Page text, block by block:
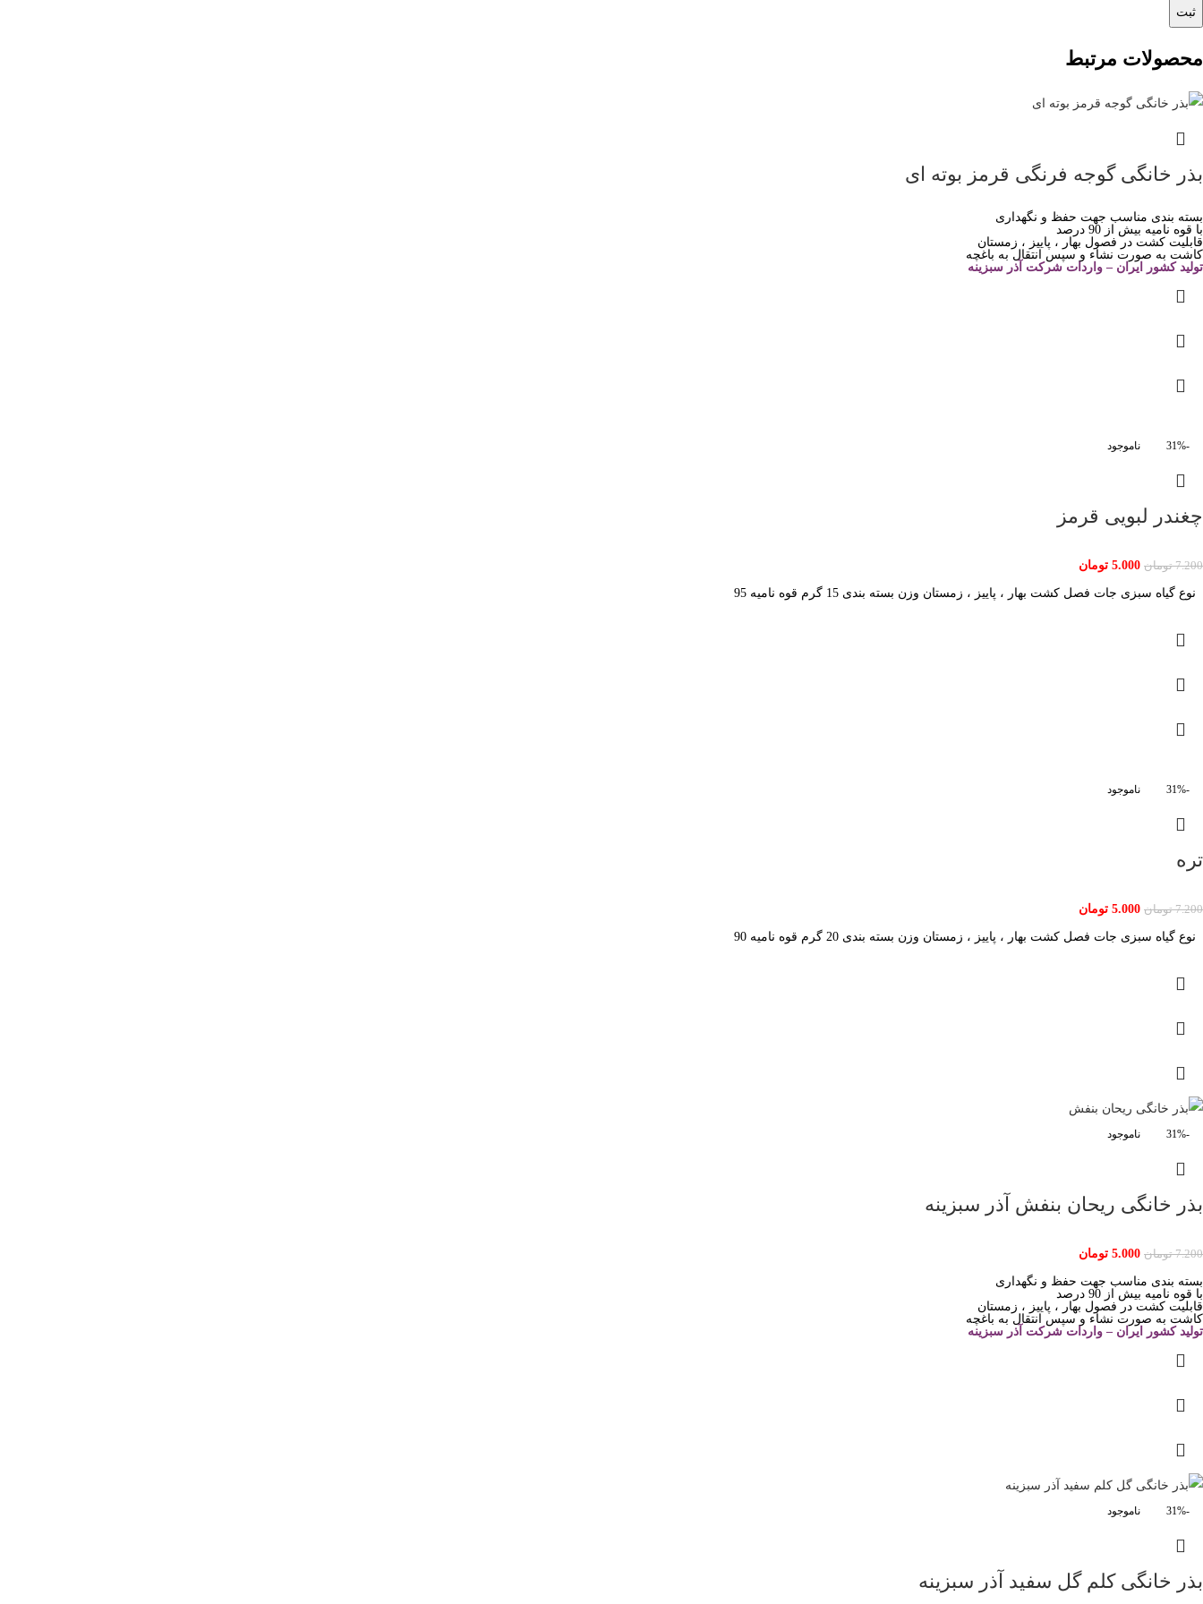
محصولات مرتبط
بذر خانگی گوجه فرنگی قرمز بوته ای
بسته بندی مناسب جهت حفظ و نگهداری
با قوه نامیه بیش از 90 درصد
قابلیت کشت در فصول بهار ، پاییز ، زمستان
کاشت به صورت نشاء و سپس انتقال به باغچه
تولید کشور ایران – واردات شرکت آذر سبزینه
-31% ناموجود
چغندر لبویی قرمز
7.200 تومان 5.000 تومان
نوع گیاه سبزی جات فصل کشت بهار ، پاییز ، زمستان وزن بسته بندی 15 گرم قوه نامیه 95
-31% ناموجود
تره
7.200 تومان 5.000 تومان
نوع گیاه سبزی جات فصل کشت بهار ، پاییز ، زمستان وزن بسته بندی 20 گرم قوه نامیه 90
-31% ناموجود
بذر خانگی ریحان بنفش آذر سبزینه
7.200 تومان 5.000 تومان
بسته بندی مناسب جهت حفظ و نگهداری
با قوه نامیه بیش از 90 درصد
قابلیت کشت در فصول بهار ، پاییز ، زمستان
کاشت به صورت نشاء و سپس انتقال به باغچه
تولید کشور ایران – واردات شرکت آذر سبزینه
-31% ناموجود
بذر خانگی کلم گل سفید آذر سبزینه